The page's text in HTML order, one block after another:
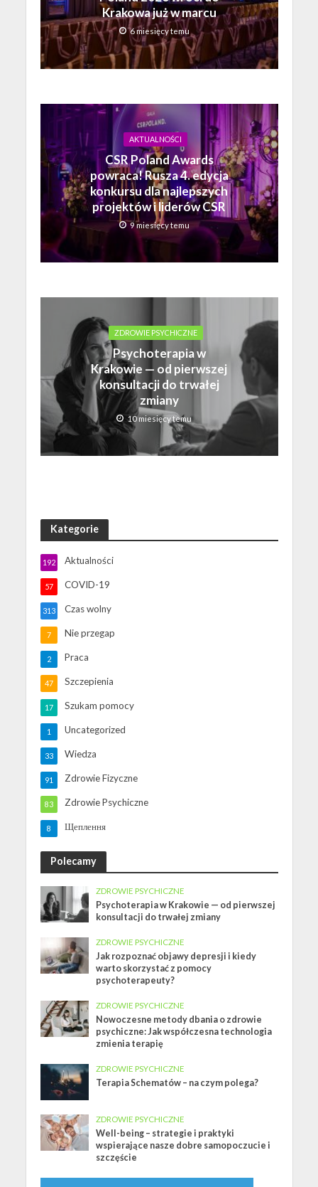
Krakowa już w marcu
6 miesięcy temu
AKTUALNOŚCI
CSR Poland Awards
powraca! Rusza 4. edycja
konkursu dla najlepszych
projektów i liderów CSR
9 miesięcy temu
ZDROWIE PSYCHICZNE
Psychoterapia w
Krakowie — od pierwszej
konsultacji do trwałej
zmiany
10 miesięcy temu
Kategorie
Aktualności
192
COVID-19
57
Czas wolny
313
Nie przegap
7
Praca
2
Szczepienia
47
Szukam pomocy
17
Uncategorized
1
Wiedza
33
Zdrowie Fizyczne
91
Zdrowie Psychiczne
83
Щеплення
8
Polecamy
ZDROWIE PSYCHICZNE
Psychoterapia w Krakowie — od pierwszej
konsultacji do trwałej zmiany
ZDROWIE PSYCHICZNE
Jak rozpoznać objawy depresji i kiedy
warto skorzystać z pomocy
psychoterapeuty?
ZDROWIE PSYCHICZNE
Nowoczesne metody dbania o zdrowie
psychiczne: Jak współczesna technologia
zmienia terapię
ZDROWIE PSYCHICZNE
Terapia Schematów – na czym polega?
ZDROWIE PSYCHICZNE
Well-being – strategie i praktyki
wspierające nasze dobre samopoczucie i
szczęście